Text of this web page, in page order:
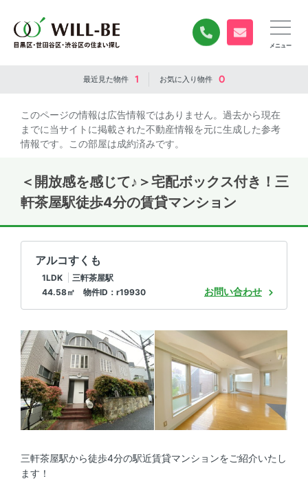
0120-840-834
無料お問い合
最近見た物件 1 お気に入り物件 0
このページの情報は広告情報ではありません。過去から現在
までに当サイトに掲載された不動産情報を元に生成した参考
情報です。この部屋は成約済みです。
＜開放感を感じて♪＞宅配ボックス付き！三
軒茶屋駅徒歩4分の賃貸マンション
アルコすくも
1LDK
三軒茶屋駅
44.58㎡ 物件ID：r19930
お問い合わせ
三軒茶屋駅から徒歩4分の駅近賃貸マンションをご紹介いたし
ます！